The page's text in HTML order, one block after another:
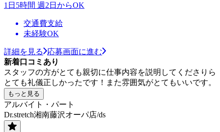
1日5時間 週2日からOK
交通費支給
未経験OK
詳細を見る
応募画面に進む
新着口コミあり
スタッフの方がとても親切に仕事内容を説明してくださりら
とても礼儀正しかったです！また雰囲気がとてもいいです。
もっと見る
アルバイト・パート
Dr.stretch湘南藤沢オーパ店/ds